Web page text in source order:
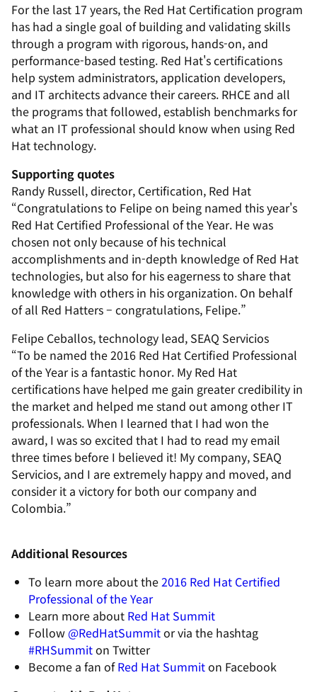
For the last 17 years, the Red Hat Certification program
has had a single goal of building and validating skills
through a program with rigorous, hands-on, and
performance-based testing. Red Hat's certifications
help system administrators, application developers,
and IT architects advance their careers. RHCE and all
the programs that followed, establish benchmarks for
what an IT professional should know when using Red
Hat technology.
Supporting quotes
Randy Russell, director, Certification, Red Hat
“Congratulations to Felipe on being named this year's
Red Hat Certified Professional of the Year. He was
chosen not only because of his technical
accomplishments and in-depth knowledge of Red Hat
technologies, but also for his eagerness to share that
knowledge with others in his organization. On behalf
of all Red Hatters – congratulations, Felipe.”
Felipe Ceballos, technology lead, SEAQ Servicios
“To be named the 2016 Red Hat Certified Professional
of the Year is a fantastic honor. My Red Hat
certifications have helped me gain greater credibility in
the market and helped me stand out among other IT
professionals. When I learned that I had won the
award, I was so excited that I had to read my email
three times before I believed it! My company, SEAQ
Servicios, and I are extremely happy and moved, and
consider it a victory for both our company and
Colombia.”
Additional Resources
To learn more about the2016 Red Hat Certified
Professional of the Year
Learn more about Red Hat Summit
Follow @RedHatSummitor via the hashtag
#RHSummiton Twitter
Become a fan ofRed Hat Summiton Facebook